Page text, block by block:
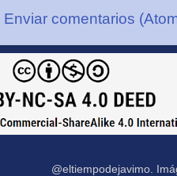
Enviar comentarios
@eltiempodejavimo.